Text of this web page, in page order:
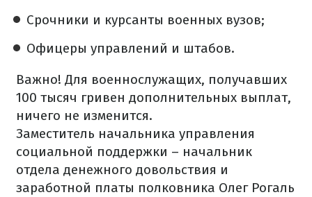
Срочники и курсанты военных вузов;
Офицеры управлений и штабов.
Важно! Для военнослужащих, получавших
100 тысяч гривен дополнительных выплат,
ничего не изменится.
Заместитель начальника управления
социальной поддержки – начальник
отдела денежного довольствия и
заработной платы полковника Олег Рогаль